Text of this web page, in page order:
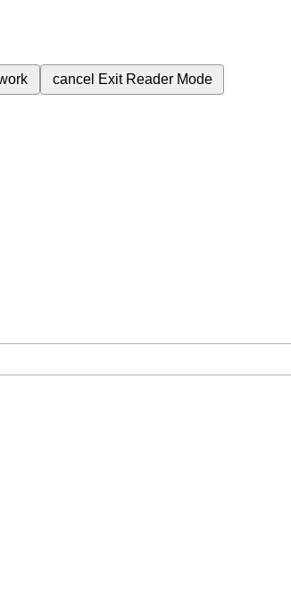
cancel Exit Reader Mode